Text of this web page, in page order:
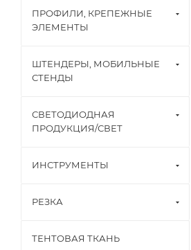
ПРОФИЛИ, КРЕПЕЖНЫЕ
ЭЛЕМЕНТЫ
ШТЕНДЕРЫ, МОБИЛЬНЫЕ
СТЕНДЫ
СВЕТОДИОДНАЯ
ПРОДУКЦИЯ/СВЕТ
ИНСТРУМЕНТЫ
РЕЗКА
ТЕНТОВАЯ ТКАНЬ